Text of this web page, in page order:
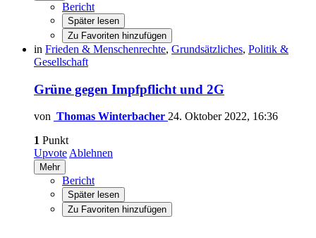
Bericht
Später lesen
Zu Favoriten hinzufügen
in Frieden & Menschenrechte, Grundsätzliches, Politik &
Gesellschaft
Grüne gegen Impfpflicht und 2G
von Thomas Winterbacher 24. Oktober 2022, 16:36
1 Punkt
UpvoteAblehnen
Mehr
Bericht
Später lesen
Zu Favoriten hinzufügen